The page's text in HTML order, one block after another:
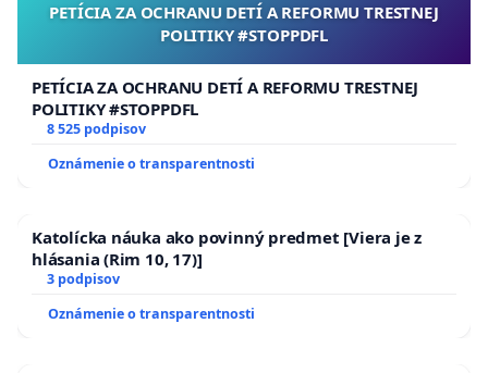
PETÍCIA ZA OCHRANU DETÍ A REFORMU TRESTNEJ
POLITIKY #STOPPDFL
PETÍCIA ZA OCHRANU DETÍ A REFORMU TRESTNEJ
POLITIKY #STOPPDFL
8 525 podpisov
Oznámenie o transparentnosti
Katolícka náuka ako povinný predmet [Viera je z
hlásania (Rim 10, 17)]
3 podpisov
Oznámenie o transparentnosti